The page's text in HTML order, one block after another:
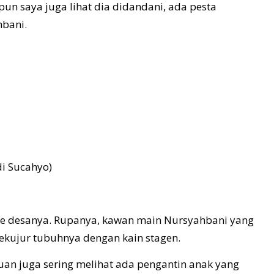
saya juga lihat dia didandani, ada pesta
Sucahyo)
Rupanya, kawan main Nursyahbani yang
tubuhnya dengan kain stagen.
juga sering melihat ada pengantin anak yang